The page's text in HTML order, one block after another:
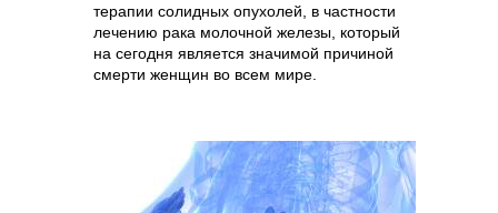
терапии солидных опухолей, в частности
лечению рака молочной железы, который
на сегодня является значимой причиной
смерти женщин во всем мире.